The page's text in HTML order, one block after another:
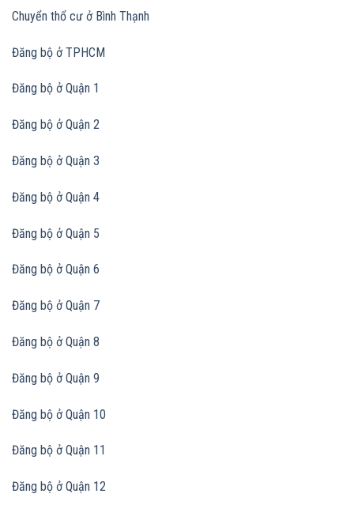
Chuyển thổ cư ở Bình Thạnh
Đăng bộ ở TPHCM
Đăng bộ ở Quận 1
Đăng bộ ở Quận 2
Đăng bộ ở Quận 3
Đăng bộ ở Quận 4
Đăng bộ ở Quận 5
Đăng bộ ở Quận 6
Đăng bộ ở Quận 7
Đăng bộ ở Quận 8
Đăng bộ ở Quận 9
Đăng bộ ở Quận 10
Đăng bộ ở Quận 11
Đăng bộ ở Quận 12